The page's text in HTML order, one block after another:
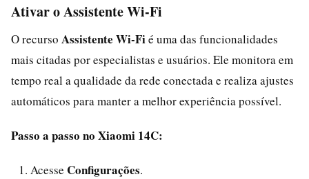
Ativar o Assistente Wi‑Fi
O recurso Assistente Wi‑Fié uma das funcionalidades
mais citadas por especialistas e usuários. Ele monitora em
tempo real a qualidade da rede conectada e realiza ajustes
automáticos para manter a melhor experiência possível.
Passo a passo no Xiaomi 14C:
Acesse Configurações.